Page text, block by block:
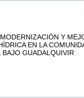
Y
EN LA
BAJO GUADALQUIVIR